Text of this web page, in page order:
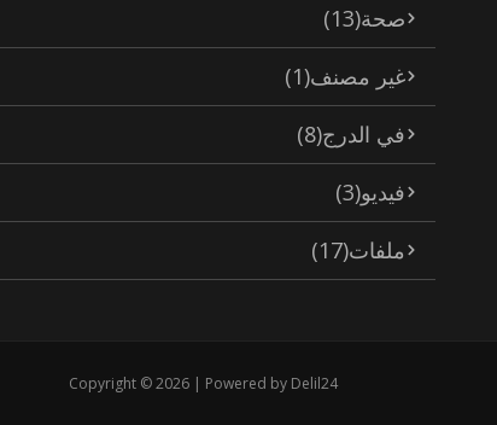
صحة(13)
غير مصنف(1)
في الدرج(8)
فيديو(3)
ملفات(17)
Copyright © 2026 | Powered by Delil24